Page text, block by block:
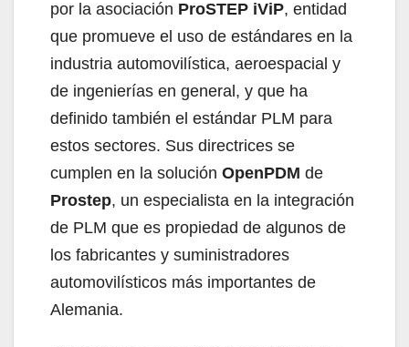
por la asociación ProSTEP iViP, entidad
que promueve el uso de estándares en la
industria automovilística, aeroespacial y
de ingenierías en general, y que ha
definido también el estándar PLM para
estos sectores. Sus directrices se
cumplen en la solución OpenPDM de
Prostep, un especialista en la integración
de PLM que es propiedad de algunos de
los fabricantes y suministradores
automovilísticos más importantes de
Alemania.